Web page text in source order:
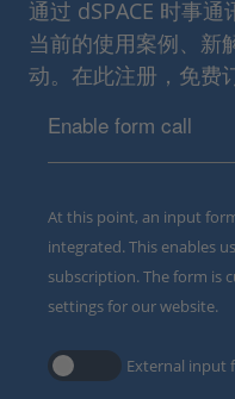
通过 dSPACE 时事
当前的使用案例、新
动。在此注册，免费
Enable form call
At this point, an input
integrated. This enables
subscription. The form is
settings for our website.
External input